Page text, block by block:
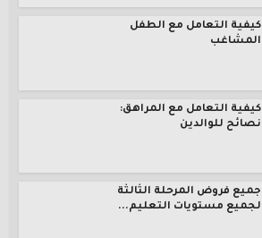
كيفية التعامل مع الطفل
المشاغب
كيفية التعامل مع المراهق:
نصائح للوالدين
جميع فروض المرحلة الثالثة
لجميع مستويات التعليم...